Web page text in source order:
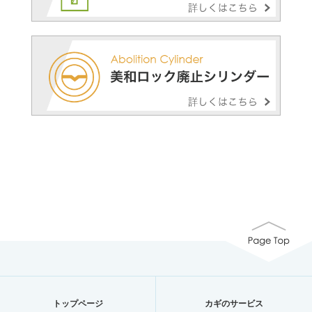
トップページ カギのサービス